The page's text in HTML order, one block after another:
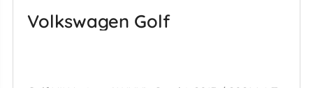
Volkswagen Golf